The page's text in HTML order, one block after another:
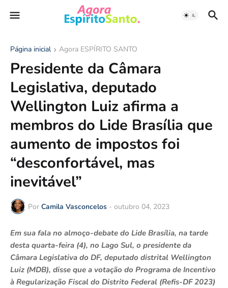
Página inicial Agora ESPÍRITO SANTO
Presidente da Câmara
Legislativa, deputado
Wellington Luiz afirma a
membros do Lide Brasília que
aumento de impostos foi
“desconfortável, mas
inevitável”
Por Camila Vasconcelos - outubro 04, 2023
Em sua fala no almoço-debate do Lide Brasília, na tarde
desta quarta-feira (4), no Lago Sul, o presidente da
Câmara Legislativa do DF, deputado distrital Wellington
Luiz (MDB), disse que a votação do Programa de Incentivo
à Regularização Fiscal do Distrito Federal (Refis-DF 2023)